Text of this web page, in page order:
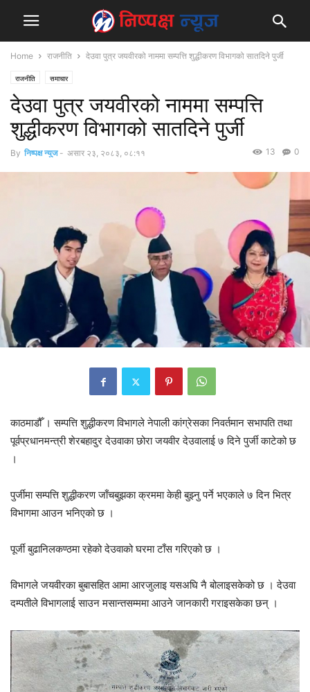
Home राजनीति देउवा पुत्र जयवीरको नाममा सम्पत्ति शुद्धीकरण विभागको सातदिने पुर्जी
राजनीति समाचार
देउवा पुत्र जयवीरको नाममा सम्पत्ति
शुद्धीकरण विभागको सातदिने पुर्जी
By निष्पक्ष न्युज - असार २३, २०८३, ०८:११ 0
13
काठमाडौँ । सम्पत्ति शुद्धीकरण विभागले नेपाली कांग्रेसका निवर्तमान सभापति तथा
पूर्वप्रधानमन्त्री शेरबहादुर देउवाका छोरा जयवीर देउवालाई ७ दिने पुर्जी काटेको छ
।
पुर्जीमा सम्पत्ति शुद्धीकरण जाँचबुझका क्रममा केही बुझ्नु पर्ने भएकाले ७ दिन भित्र
विभागमा आउन भनिएको छ ।
पूर्जी बुढानिलकण्ठमा रहेको देउवाको घरमा टाँस गरिएको छ ।
विभागले जयवीरका बुबासहित आमा आरजुलाइ यसअघि नै बोलाइसकेको छ । देउवा
दम्पतीले विभागलाई साउन मसान्तसम्ममा आउने जानकारी गराइसकेका छन् ।